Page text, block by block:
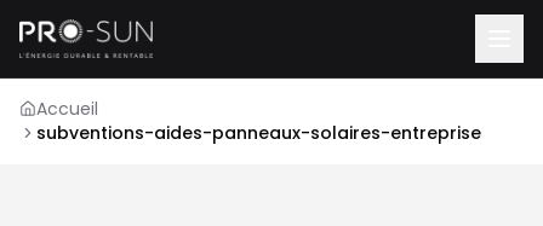
Accueil
subventions-aides-panneaux-solaires-entreprise